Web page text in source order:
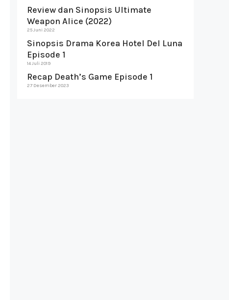
Review dan Sinopsis Ultimate
Weapon Alice (2022)
25 Juni 2022
Sinopsis Drama Korea Hotel Del Luna
Episode 1
14 Juli 2019
Recap Death’s Game Episode 1
27 Desember 2023